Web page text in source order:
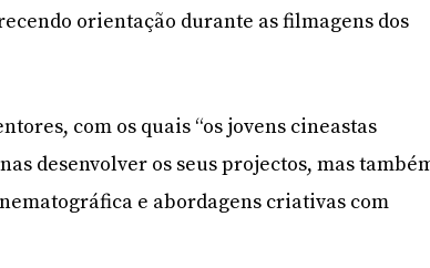
orientação durante as filmagens dos
com os quais “os jovens cineastas
desenvolver os seus projectos, mas
e abordagens criativas com